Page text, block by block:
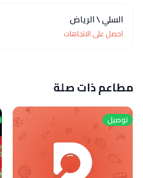
السلي \ الرياض
احصل على الاتجاهات
مطاعم ذات صلة
توصيل